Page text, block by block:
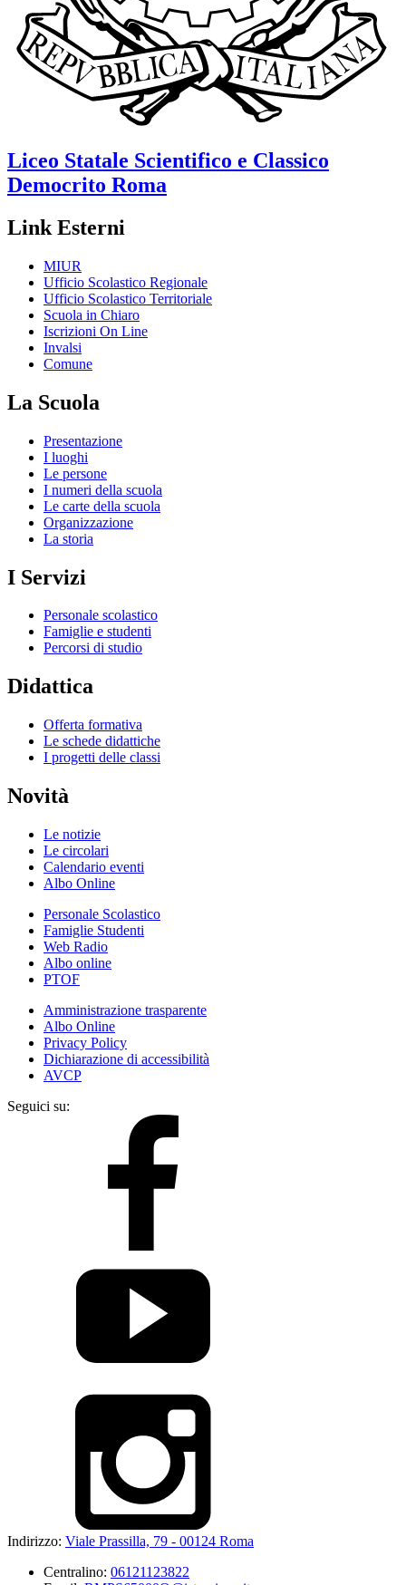
Liceo Statale Scientifico e Classico
Democrito Roma
Link Esterni
MIUR
Ufficio Scolastico Regionale
Ufficio Scolastico Territoriale
Scuola in Chiaro
Iscrizioni On Line
Invalsi
Comune
La Scuola
Presentazione
I luoghi
Le persone
I numeri della scuola
Le carte della scuola
Organizzazione
La storia
I Servizi
Personale scolastico
Famiglie e studenti
Percorsi di studio
Didattica
Offerta formativa
Le schede didattiche
I progetti delle classi
Novità
Le notizie
Le circolari
Calendario eventi
Albo Online
Personale Scolastico
Famiglie Studenti
Web Radio
Albo online
PTOF
Amministrazione trasparente
Albo Online
Privacy Policy
Dichiarazione di accessibilità
AVCP
Seguici su:
Indirizzo: Viale Prassilla, 79 - 00124 Roma
Centralino: 06121123822